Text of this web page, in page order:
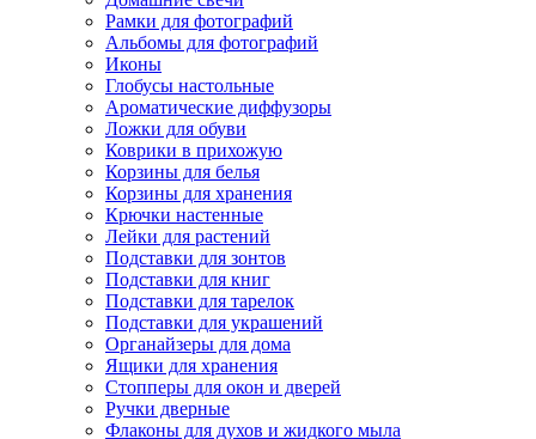
Рамки для фотографий
Альбомы для фотографий
Иконы
Глобусы настольные
Ароматические диффузоры
Ложки для обуви
Коврики в прихожую
Корзины для белья
Корзины для хранения
Крючки настенные
Лейки для растений
Подставки для зонтов
Подставки для книг
Подставки для тарелок
Подставки для украшений
Органайзеры для дома
Ящики для хранения
Стопперы для окон и дверей
Ручки дверные
Флаконы для духов и жидкого мыла